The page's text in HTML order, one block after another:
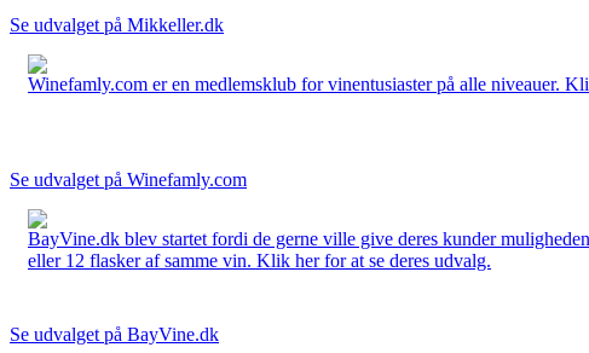
Se udvalget på Mikkeller.dk
Winefamly.com er en medlemsklub for vinentusiaster på alle niveauer.
Se udvalget på Winefamly.com
BayVine.dk blev startet fordi de gerne ville give deres kunder
eller 12 flasker af samme vin. Klik her for at se deres udvalg.
Se udvalget på BayVine.dk